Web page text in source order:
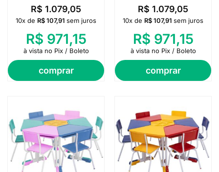
R$ 1.079,05
comprar
10x de R$107,91 sem juros
R$ 971,15
à vista no Pix / Boleto
R$ 1.079,05
comprar
10x de R$107,91 sem juros
R$ 971,15
à vista no Pix / Boleto